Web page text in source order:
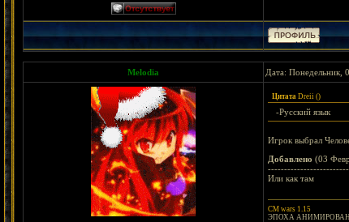
Melodia Дата: Понедельник,
Цитата Dreii ()
-Русский язык
Игрок выбрал
Добавлено (03
Или как там
CM wars 1.15
ЭПОХА